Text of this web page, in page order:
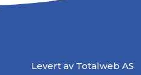
Levert av Totalweb AS